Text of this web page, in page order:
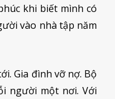
khi biết mình có
vào nhà tập năm
Gia đình vỡ nợ. Bộ
người một nơi. Với